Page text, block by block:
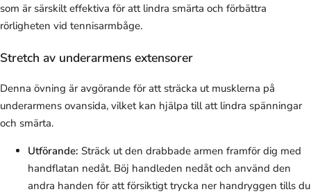
som är särskilt effektiva för att lindra smärta och förbättra
rörligheten vid tennisarmbåge.
Stretch av underarmens extensorer
Denna övning är avgörande för att sträcka ut musklerna på
underarmens ovansida, vilket kan hjälpa till att lindra spänningar
och smärta.
Utförande: Sträck ut den drabbade armen framför dig med
handflatan nedåt. Böj handleden nedåt och använd den
andra handen för att försiktigt trycka ner handryggen tills du